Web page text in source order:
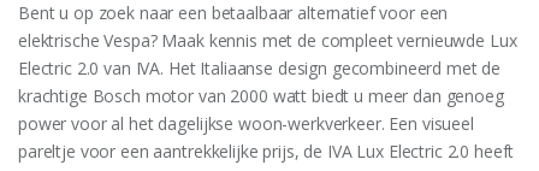
Bent u op zoek naar een betaalbaar alternatief voor een
elektrische Vespa? Maak kennis met de compleet vernieuwde Lux
Electric 2.0 van IVA. Het Italiaanse design gecombineerd met de
krachtige Bosch motor van 2000 watt biedt u meer dan genoeg
power voor al het dagelijkse woon-werkverkeer. Een visueel
pareltje voor een aantrekkelijke prijs, de IVA Lux Electric 2.0 heeft